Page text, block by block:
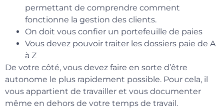
permettant de comprendre comment
fonctionne la gestion des clients.
On doit vous confier un portefeuille de paies
Vous devez pouvoir traiter les dossiers paie de A
à Z
De votre côté, vous devez faire en sorte d’être
autonome le plus rapidement possible. Pour cela, il
vous appartient de travailler et vous documenter
même en dehors de votre temps de travail.